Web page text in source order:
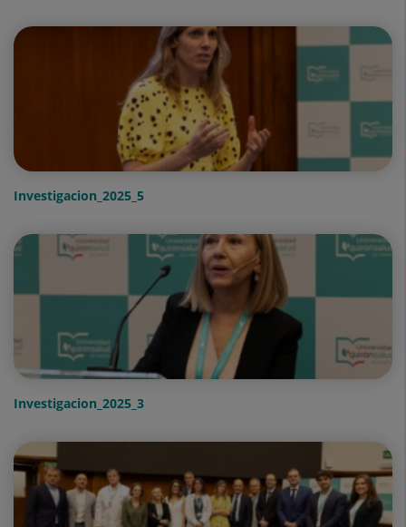
Investigacion_2025_5
Investigacion_2025_3